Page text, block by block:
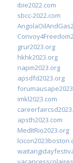
ibie2022.com
sbcc-2022.com
grur2023.org
hkhk2023.org
napm2023.org
apsdfd2023.org
imkl2023.com
apsth2023.com
MedItRio2023.org